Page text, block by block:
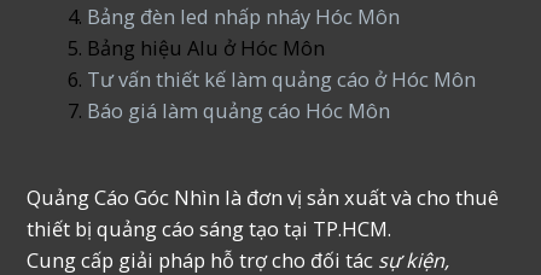
Bảng đèn led nhấp nháy Hóc Môn
Bảng hiệu Alu ở Hóc Môn
Tư vấn thiết kế làm quảng cáo ở Hóc Môn
Báo giá làm quảng cáo Hóc Môn
Quảng Cáo Góc Nhìn là đơn vị sản xuất và cho thuê
thiết bị quảng cáo sáng tạo tại TP.HCM.
Cung cấp giải pháp hỗ trợ cho đối tác sự kiện,